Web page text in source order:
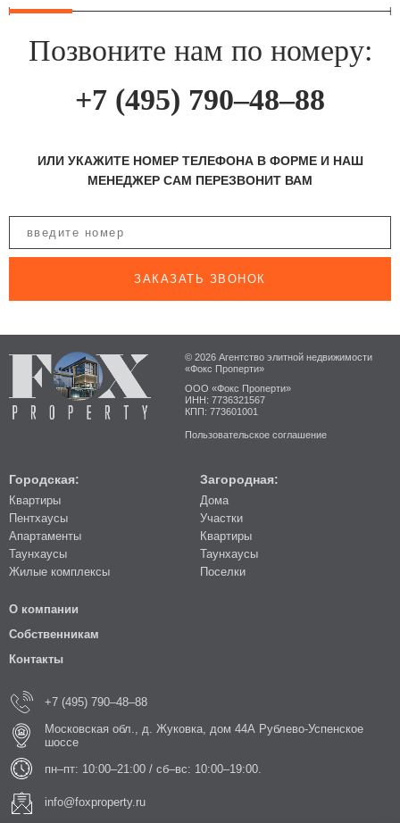
Позвоните нам по номеру:
+7 (495) 790–48–88
ИЛИ УКАЖИТЕ НОМЕР ТЕЛЕФОНА В ФОРМЕ И НАШ
МЕНЕДЖЕР САМ ПЕРЕЗВОНИТ ВАМ
ЗАКАЗАТЬ ЗВОНОК
© 2026 Агентство элитной недвижимости
«Фокс Проперти»
ООО «Фокс Проперти»
ИНН: 7736321567
КПП: 773601001
Пользовательское соглашение
Городская:
Квартиры
Пентхаусы
Апартаменты
Таунхаусы
Жилые комплексы
Загородная:
Дома
Участки
Квартиры
Таунхаусы
Поселки
О компании
Собственникам
Контакты
+7 (495) 790–48–88
Московская обл., д. Жуковка, дом 44А Рублево-Успенское
шоссе
пн–пт: 10:00–21:00 / сб–вс: 10:00–19:00.
info@foxproperty.ru